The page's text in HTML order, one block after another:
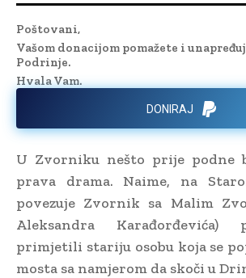
Poštovani,
Vašom donacijom pomažete i
Podrinje.
Hvala Vam.
DONIRAJ
U Zvorniku nešto prije podne
prava drama. Naime, na
povezuje Zvornik sa Malim
Aleksandra Karađorđevića)
primjetili stariju osobu koja se
mosta sa namjerom da skoči u